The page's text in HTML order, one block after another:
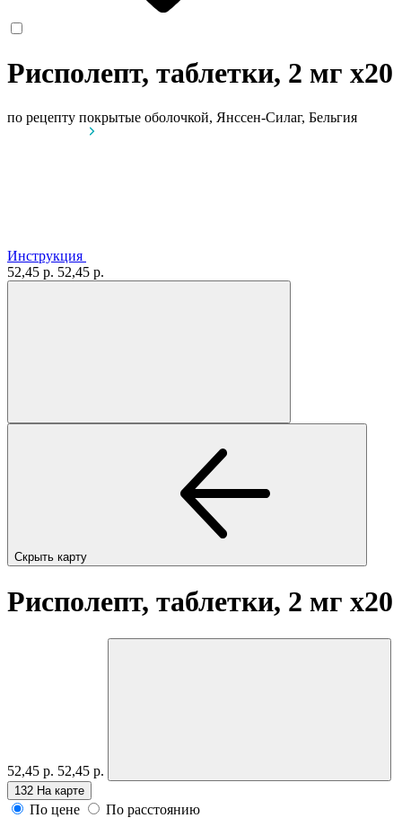
Рисполепт, таблетки, 2 мг x20
по рецепту покрытые оболочкой, Янссен-Силаг, Бельгия
Инструкция
52,45 р. 52,45 р.
Скрыть карту
Рисполепт, таблетки, 2 мг x20
52,45 р. 52,45 р.
132 На карте
По цене
По расстоянию